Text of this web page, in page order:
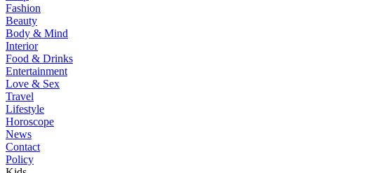
Fashion
Beauty
Body & Mind
Interior
Food & Drinks
Entertainment
Love & Sex
Travel
Lifestyle
Horoscope
News
Contact
Policy